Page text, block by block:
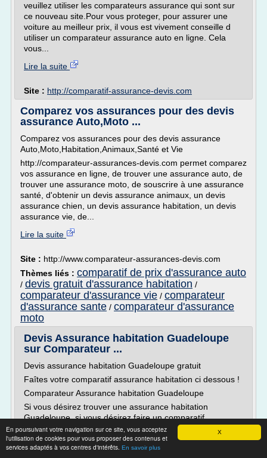
X
En poursuivant votre navigation sur ce site, vous acceptez
l'utilisation de cookies pour vous proposer des contenus et
services adaptés à vos centres d'intérêts. En savoir plus
veuillez utiliser les comparateurs assurance qui sont sur
ce nouveau site.Pour vous proteger, pour assurer une
voiture au meilleur prix, il vous est vivement conseille d
utiliser un comparateur assurance auto en ligne. Cela
vous...
Lire la suite
Site : http://comparatif-assurance-devis.com
Comparez vos assurances pour des devis
assurance Auto,Moto ...
Comparez vos assurances pour des devis assurance
Auto,Moto,Habitation,Animaux,Santé et Vie
http://comparateur-assurances-devis.com permet comparez
vos assurance en ligne, de trouver une assurance auto, de
trouver une assurance moto, de souscrire à une assurance
santé, d'obtenir un devis assurance animaux, un devis
assurance chien, un devis assurance habitation, un devis
assurance vie, de...
Lire la suite
Site : http://www.comparateur-assurances-devis.com
Thèmes liés : comparatif de prix d'assurance auto
/ devis gratuit d'assurance habitation /
comparateur d'assurance vie / comparateur
d'assurance sante / comparateur d'assurance
moto
Devis Assurance habitation Guadeloupe
sur Comparateur ...
Devis assurance habitation Guadeloupe gratuit
Faîtes votre comparatif assurance habitation ci dessous !
Comparateur Assurance habitation Guadeloupe
Si vous désirez trouver une assurance habitation
Guadeloupe, si vous désirez faire un comparatif
assurance habitation Guadeloupe ou faire faire une
simulation assurance habitation Guadeloupe, vous
pouvez trouver facilement et gratuitement un...